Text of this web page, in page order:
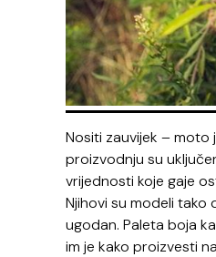
Nositi zauvijek – moto
proizvodnju su
vrijednosti koje gaje
Njihovi su modeli tako
ugodan. Paleta boja
im je kako proizvesti